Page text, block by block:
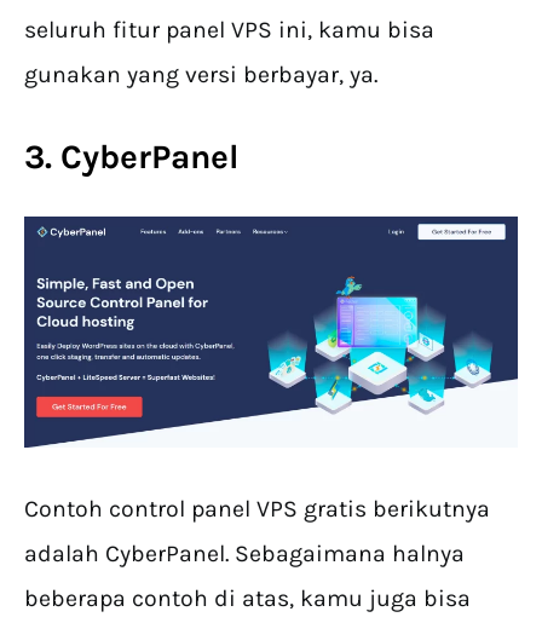
seluruh fitur panel VPS ini, kamu bisa
gunakan yang versi berbayar, ya.
3. CyberPanel
Contoh control panel VPS gratis berikutnya
adalah CyberPanel. Sebagaimana halnya
beberapa contoh di atas, kamu juga bisa